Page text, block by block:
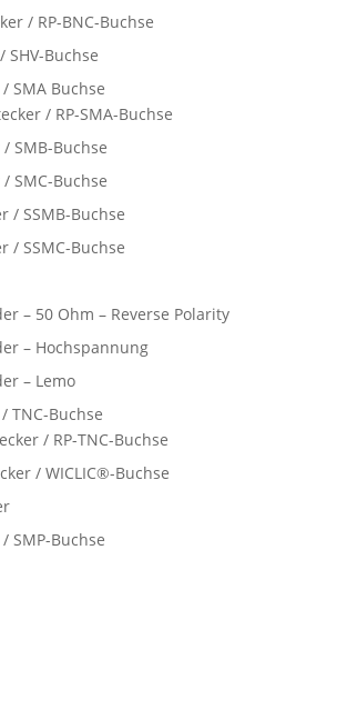
/ RP-BNC-Buchse
SHV-Buchse
SMA Buchse
/ RP-SMA-Buchse
SMB-Buchse
SMC-Buchse
/ SSMB-Buchse
/ SSMC-Buchse
– 50 Ohm – Reverse Polarity
– Hochspannung
– Lemo
TNC-Buchse
/ RP-TNC-Buchse
/ WICLIC®-Buchse
SMP-Buchse